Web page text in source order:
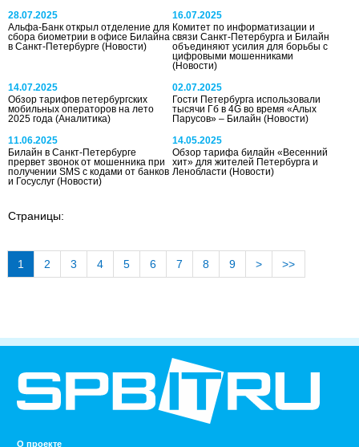
28.07.2025
Альфа-Банк открыл отделение для
сбора биометрии в офисе Билайна
в Санкт-Петербурге (Новости)
16.07.2025
Комитет по информатизации и
связи Санкт-Петербурга и Билайн
объединяют усилия для борьбы с
цифровыми мошенниками
(Новости)
14.07.2025
Обзор тарифов петербургских
мобильных операторов на лето
2025 года (Аналитика)
02.07.2025
Гости Петербурга использовали
тысячи Гб в 4G во время «Алых
Парусов» – Билайн(Новости)
11.06.2025
Билайн в Санкт-Петербурге
прервет звонок от мошенника при
получении SMS с кодами от банков
и Госуслуг (Новости)
14.05.2025
Обзор тарифа билайн «Весенний
хит» для жителей Петербурга и
Ленобласти(Новости)
Страницы:
1 2 3 4 5 6 7 8 9 > >>
О проекте